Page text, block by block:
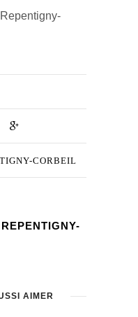
CORBEIL
AIMER